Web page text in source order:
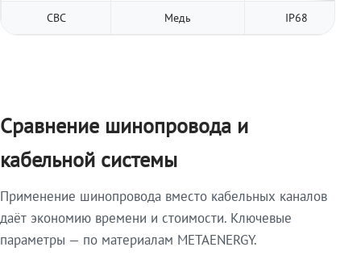
СВС Медь IP68
Сравнение шинопровода и
кабельной системы
Применение шинопровода вместо кабельных каналов
даёт экономию времени и стоимости. Ключевые
параметры — по материалам METAENERGY.